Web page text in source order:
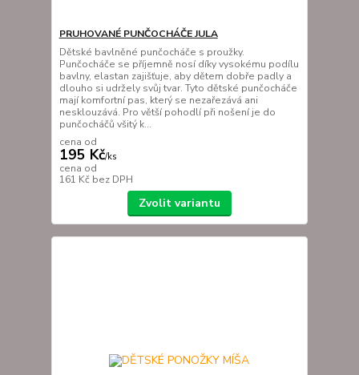
PRUHOVANÉ PUNČOCHÁČE JULA
Dětské bavlněné punčocháče s proužky.
Punčocháče se příjemně nosí díky vysokému podílu
bavlny, elastan zajišťuje, aby dětem dobře padly a
dlouho si udržely svůj tvar. Tyto dětské punčocháče
mají komfortní pas, který se nezařezává ani
nesklouzává. Pro větší pohodlí při nošení je do
punčocháčů všitý k...
cena od
195 Kč/ks
cena od
161 Kč bez DPH
Zvolit variantu